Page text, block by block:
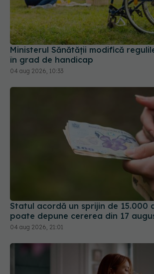
Ministerul Sănătății modifică
în grad de handicap
04 aug 2026, 10:33
Statul acordă un sprijin de 15.000
poate depune cererea din 17
04 aug 2026, 21:01